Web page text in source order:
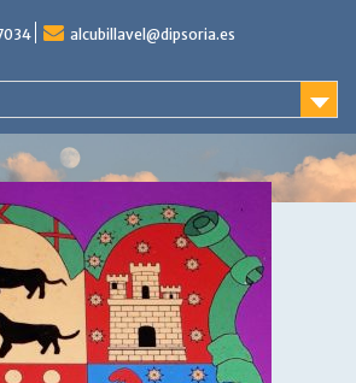
alcubillavel@dipsoria.es